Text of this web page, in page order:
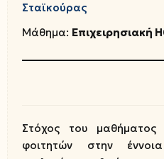
Σταϊκούρας
Μάθημα: Επιχειρησιακή
Στόχος του
φοιτητών στην